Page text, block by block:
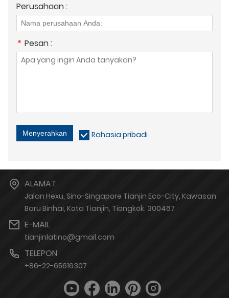
Perusahaan :
* Pesan :
Menyerahkan Rahasia pribadi
ALAMAT
Jalan Hexu, Sino-Singapore Tianjin Eco-City, Kawasan
Baru Binhai, Kota Tianjin, Tiongkok. 300467
E-MAIL
tianjinlatino@gmail.com
TELEPON
+86-22-65616307